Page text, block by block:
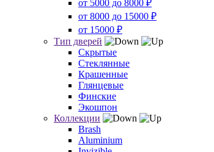
от 5000 до 8000 ₽
от 8000 до 15000 ₽
от 15000 ₽
Тип дверей
Скрытые
Стеклянные
Крашенные
Глянцевые
Финские
Экошпон
Коллекции
Brash
Aluminium